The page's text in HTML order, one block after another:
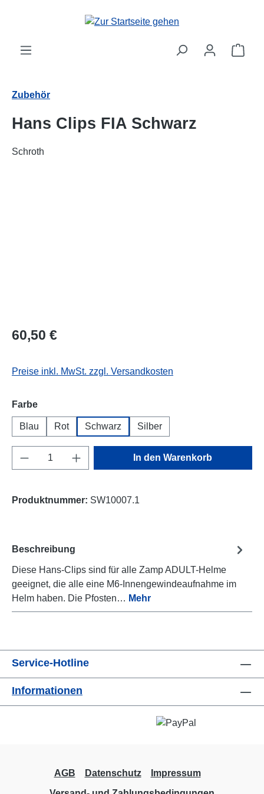
Zubehör
Hans Clips FIA Schwarz
Schroth
60,50 €
Preise inkl. MwSt. zzgl. Versandkosten
Farbeauswählen
Blau Rot Schwarz Silber
Produkt Anzahl: Gib den gewünschten
In den Warenkorb
Produktnummer: SW10007.1
Beschreibung
Diese Hans-Clips sind für alle Zamp ADULT-Helme
geeignet, die alle eine M6-Innengewindeaufnahme im
Helm haben. Die Pfosten… Mehr
Service-Hotline
Informationen
AGB Datenschutz
Impressum